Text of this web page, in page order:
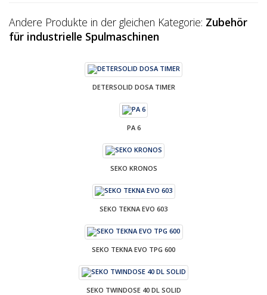
Andere Produkte in der gleichen Kategorie: Zubehör
für industrielle Spulmaschinen
DETERSOLID DOSA TIMER
PA 6
SEKO KRONOS
SEKO TEKNA EVO 603
SEKO TEKNA EVO TPG 600
SEKO TWINDOSE 40 DL SOLID